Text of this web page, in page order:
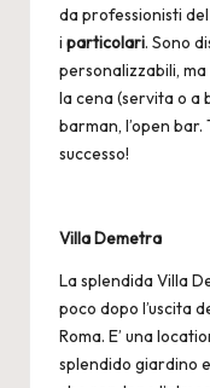
da professionisti
i particolari. Sono
personalizzabili,
la cena (servita o a
barman, l’open
successo!
Villa Demetra
La splendida Villa
poco dopo l’uscita
Roma. E’ una
splendido giardino